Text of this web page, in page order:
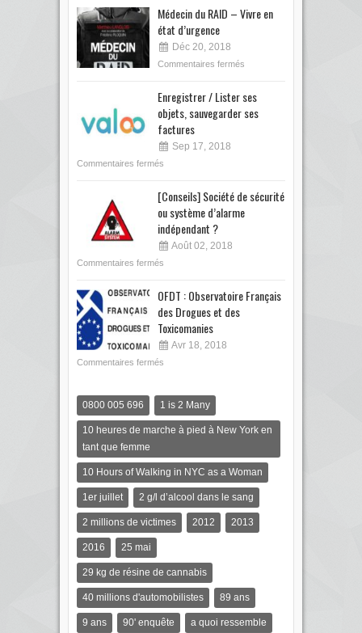
Médecin du RAID – Vivre en
état d’urgence
Déc 20, 2018
Commentaires fermés
Enregistrer / Lister ses
objets, sauvegarder ses
factures
Sep 17, 2018
Commentaires fermés
[Conseils] Société de sécurité
ou système d’alarme
indépendant ?
Août 02, 2018
Commentaires fermés
OFDT : Observatoire Français
des Drogues et des
Toxicomanies
Avr 18, 2018
Commentaires fermés
0800 005 696 1 is 2 Many
10 heures de marche à pied à New York en
tant que femme
10 Hours of Walking in NYC as a Woman
1er juillet 2 g/l d’alcool dans le sang
2 millions de victimes 2012 2013
2016 25 mai
29 kg de résine de cannabis
40 millions d'automobilistes 89 ans
9 ans 90' enquête a quoi ressemble